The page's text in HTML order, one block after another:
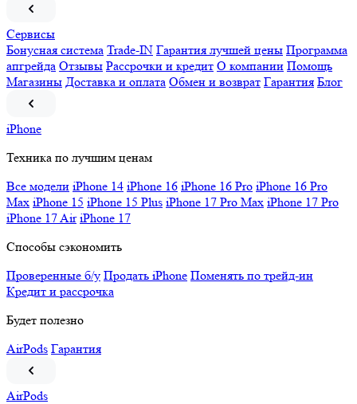
Сервисы
Бонусная система Trade-IN Гарантия лучшей цены Программа
апгрейда Отзывы Рассрочки и кредит О компании Помощь
Магазины Доставка и оплата Обмен и возврат Гарантия Блог
iPhone
Техника по лучшим ценам
Все модели iPhone 14 iPhone 16 iPhone 16 Pro iPhone 16 Pro
Max iPhone 15 iPhone 15 Plus iPhone 17 Pro Max iPhone 17 Pro
iPhone 17 Air iPhone 17
Способы сэкономить
Проверенные б/у Продать iPhone Поменять по трейд-ин
Кредит и рассрочка
Будет полезно
AirPods Гарантия
AirPods